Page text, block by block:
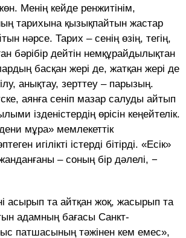
Менің кейде ренжитінім,
тарихына қызықпайтын жастар
нәрсе. Тарих – сенің өзің, тегің,
бәрібір дейтін немқұ­райдылықтан
басқан жері де, жатқан жері де
анықтау, зерттеу – парызың.
аянға сеніп ма­зар салуды айтып
ізденістердің өрі­сін кеңейтелік.
мұра» мемлекеттік
игілікті істерді бітірді. «Есік»
– соның бір дәлелі, −
асырып та айтқан жоқ, жасырып та
адамның бағасы Санкт-
пат­шасының тәжінен кем емес»,